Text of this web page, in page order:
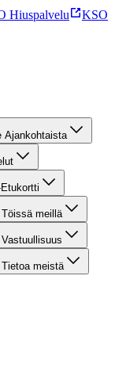
Hiuspalvelu
KSO
Ajankohtaista
meillä
meistä